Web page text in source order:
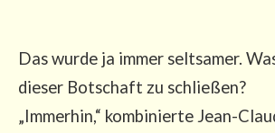
Das wur­de ja immer selt­sa­mer.
die­ser Bot­schaft zu schlie­ßen?
„Immer­hin,“ kom­bi­nier­te Jean-